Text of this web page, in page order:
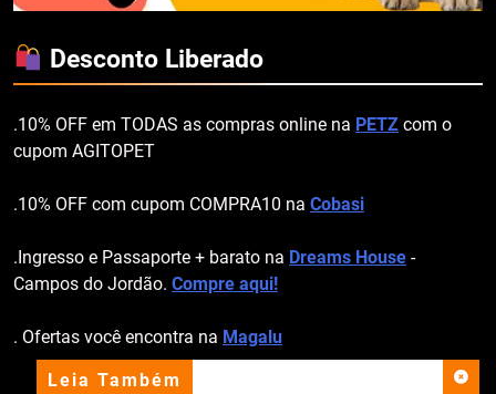
Leia Também
Desconto Liberado
.10% OFF em TODAS as compras online na PETZ com o
cupom AGITOPET
.10% OFF com cupom COMPRA10 na Cobasi
.Ingresso e Passaporte + barato na Dreams House -
Campos do Jordão. Compre aqui!
. Ofertas você encontra na Magalu
apoio institucional